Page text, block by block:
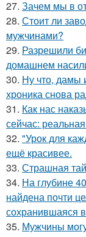
27. Зачем мы в
28. Стоит ли
мужчинами?
29. Разрешили
домашнем
30. Ну что, дамы
хроника снова
31. Как нас
сейчас:
32. "Урок для
ещё красивее.
33. Страшная
34. На глубине
найдена почти
сохранившаяся
35. Мужчины